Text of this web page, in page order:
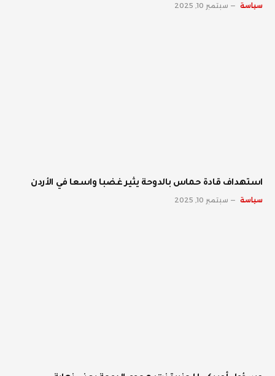
سياسة سبتمبر 10, 2025
استهداف قادة حماس بالدوحة يثير غضبا واسعا في الأردن
سياسة سبتمبر 10, 2025